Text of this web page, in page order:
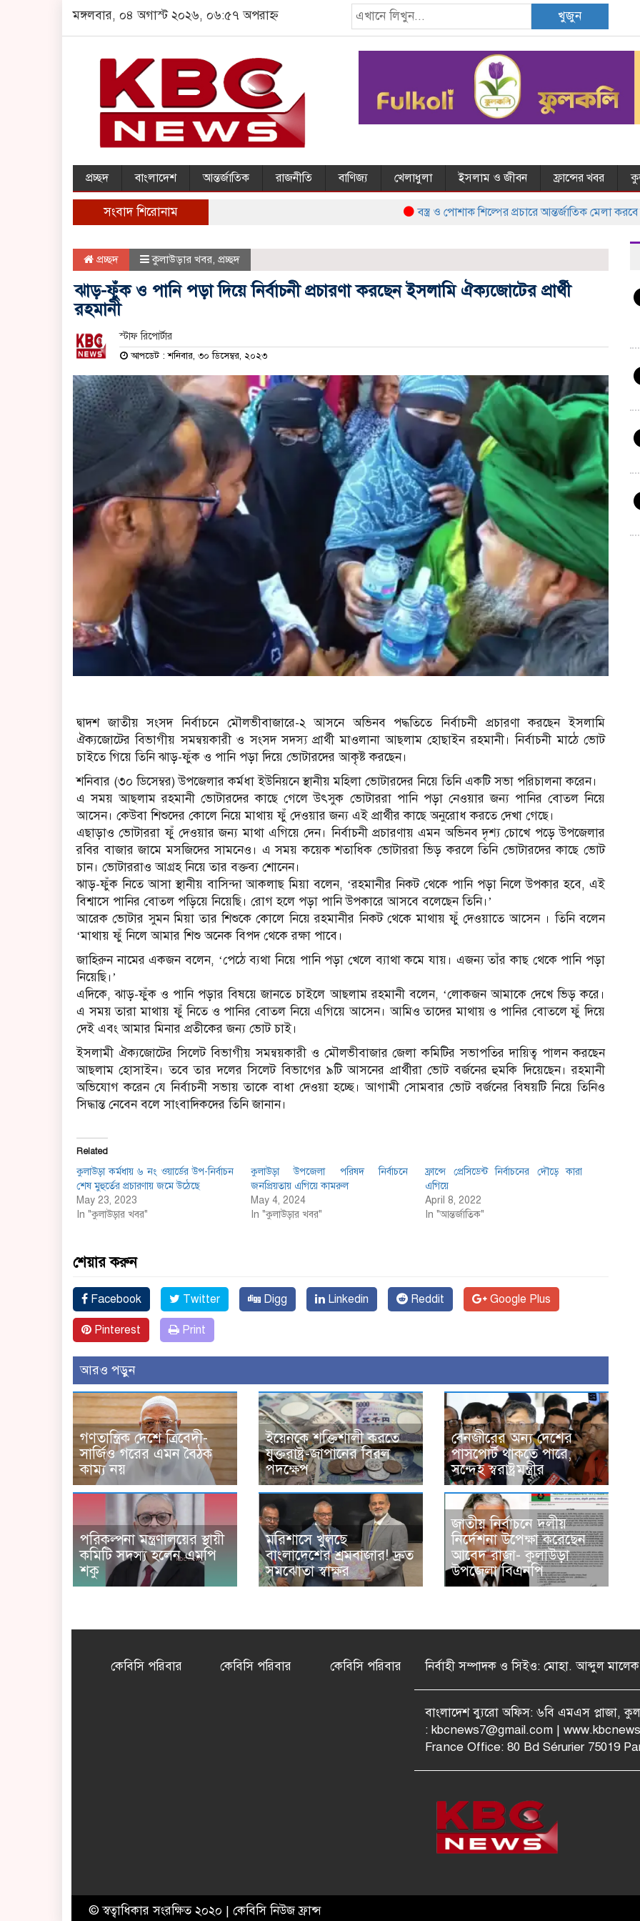
মঙ্গলবার, ০৪ অগাস্ট ২০২৬, ০৬:৫৭ অপরাহ্ন খুজুন
প্রচ্ছদ বাংলাদেশ আন্তর্জাতিক রাজনীতি বাণিজ্য খেলাধুলা ইসলাম ও জীবন ফ্রান্সের খবর
সংবাদ শিরোনাম বস্ত্র ও পোশাক শিল্পের প্রচারে আন্তর্জাতিক মেলা করবে
প্রচ্ছদ কুলাউড়ার খবর, প্রচ্ছদ
ঝাড়-ফুঁক ও পানি পড়া দিয়ে নির্বাচনী প্রচারণা করছেন ইসলামি ঐক্যজোটের প্রার্থী
রহমানী
স্টাফ রিপোর্টার
আপডেট : শনিবার, ৩০ ডিসেম্বর, ২০২৩
দ্বাদশ জাতীয় সংসদ নির্বাচনে মৌলভীবাজারে-২ আসনে অভিনব পদ্ধতিতে নির্বাচনী প্রচারণা করছেন ইসলামি
ঐক্যজোটের বিভাগীয় সমন্বয়কারী ও সংসদ সদস্য প্রার্থী মাওলানা আছলাম হোছাইন রহমানী। নির্বাচনী মাঠে ভোট
চাইতে গিয়ে তিনি ঝাড়-ফুঁক ও পানি পড়া দিয়ে ভোটারদের আকৃষ্ট করছেন।
শনিবার (৩০ ডিসেম্বর) উপজেলার কর্মধা ইউনিয়নে স্থানীয় মহিলা ভোটারদের নিয়ে তিনি একটি সভা পরিচালনা করেন।
এ সময় আছলাম রহমানী ভোটারদের কাছে গেলে উৎসুক ভোটাররা পানি পড়া নেওয়ার জন্য পানির বোতল নিয়ে
আসেন। কেউবা শিশুদের কোলে নিয়ে মাথায় ফুঁ দেওয়ার জন্য এই প্রার্থীর কাছে অনুরোধ করতে দেখা গেছে।
এছাড়াও ভোটাররা ফুঁ দেওয়ার জন্য মাথা এগিয়ে দেন। নির্বাচনী প্রচারণায় এমন অভিনব দৃশ্য চোখে পড়ে উপজেলার
রবির বাজার জামে মসজিদের সামনেও। এ সময় কয়েক শতাধিক ভোটাররা ভিড় করলে তিনি ভোটারদের কাছে ভোট
চান। ভোটাররাও আগ্রহ নিয়ে তার বক্তব্য শোনেন।
ঝাড়-ফুঁক নিতে আসা স্থানীয় বাসিন্দা আকলাছ মিয়া বলেন, ‘রহমানীর নিকট থেকে পানি পড়া নিলে উপকার হবে, এই
বিশ্বাসে পানির বোতল পড়িয়ে নিয়েছি। রোগ হলে পড়া পানি উপকারে আসবে বলেছেন তিনি।’
আরেক ভোটার সুমন মিয়া তার শিশুকে কোলে নিয়ে রহমানীর নিকট থেকে মাথায় ফুঁ দেওয়াতে আসেন । তিনি বলেন
‘মাথায় ফুঁ নিলে আমার শিশু অনেক বিপদ থেকে রক্ষা পাবে।
জাহিরুন নামের একজন বলেন, ‘পেঠে ব্যথা নিয়ে পানি পড়া খেলে ব্যাথা কমে যায়। এজন্য তাঁর কাছ থেকে পানি পড়া
নিয়েছি।’
এদিকে, ঝাড়-ফুঁক ও পানি পড়ার বিষয়ে জানতে চাইলে আছলাম রহমানী বলেন, ‘লোকজন আমাকে দেখে ভিড় করে।
এ সময় তারা মাথায় ফুঁ নিতে ও পানির বোতল নিয়ে এগিয়ে আসেন। আমিও তাদের মাথায় ও পানির বোতলে ফুঁ দিয়ে
দেই এবং আমার মিনার প্রতীকের জন্য ভোট চাই।
ইসলামী ঐক্যজোটের সিলেট বিভাগীয় সমন্বয়কারী ও মৌলভীবাজার জেলা কমিটির সভাপতির দায়িত্ব পালন করছেন
আছলাম হোসাইন। তবে তার দলের সিলেট বিভাগের ৯টি আসনের প্রার্থীরা ভোট বর্জনের হুমকি দিয়েছেন। রহমানী
অভিযোগ করেন যে নির্বাচনী সভায় তাকে বাধা দেওয়া হচ্ছে। আগামী সোমবার ভোট বর্জনের বিষয়টি নিয়ে তিনিও
সিদ্ধান্ত নেবেন বলে সাংবাদিকদের তিনি জানান।
Related
কুলাউড়া কর্মধায় ৬ নং ওয়ার্ডের উপ-নির্বাচন
শেষ মুহুর্তের প্রচারণায় জমে উঠেছে
May 23, 2023
In "কুলাউড়ার খবর"
কুলাউড়া উপজেলা পরিষদ নির্বাচনে
জনপ্রিয়তায় এগিয়ে কামরুল
May 4, 2024
In "কুলাউড়ার খবর"
ফ্রান্সে প্রেসিডেন্ট নির্বাচনের দৌড়ে কারা
এগিয়ে
April 8, 2022
In "আন্তর্জাতিক"
শেয়ার করুন
Facebook Twitter Digg Linkedin Reddit Google Plus
Pinterest Print
আরও পড়ুন
গণতান্ত্রিক দেশে ত্রিবেদী-
সার্জিও গরের এমন বৈঠক
কাম্য নয়
ইয়েনকে শক্তিশালী করতে
যুক্তরাষ্ট্র-জাপানের বিরল
পদক্ষেপ
বেনজীরের অন্য দেশের
পাসপোর্ট থাকতে পারে,
সন্দেহ স্বরাষ্ট্রমন্ত্রীর
পরিকল্পনা মন্ত্রণালয়ের স্থায়ী
কমিটি সদস্য হলেন এমপি
শকু
মরিশাসে খুলছে
বাংলাদেশের শ্রমবাজার! দ্রুত
সমঝোতা স্বাক্ষর
জাতীয় নির্বাচনে দলীয়
নির্দেশনা উপেক্ষা করেছেন
আবেদ রাজা- কুলাউড়া
উপজেলা বিএনপি
কেবিসি পরিবার কেবিসি পরিবার কেবিসি পরিবার নির্বাহী সম্পাদক ও সিইও: মোহা. আব্দুল
বাংলাদেশ ব্যুরো অফিস: ৬বি এমএস প্লাজা,
: kbcnews7@gmail.com |
France Office: 80 Bd Sérurier 75019
© স্বত্বাধিকার সংরক্ষিত ২০২০ | কেবিসি নিউজ ফ্রান্স